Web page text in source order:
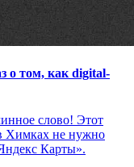
о том, как digital-
слово! Этот
Химках не нужно
Карты».